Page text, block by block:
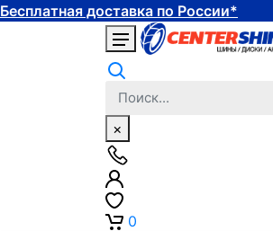
Бесплатная доставка по России*
×
0